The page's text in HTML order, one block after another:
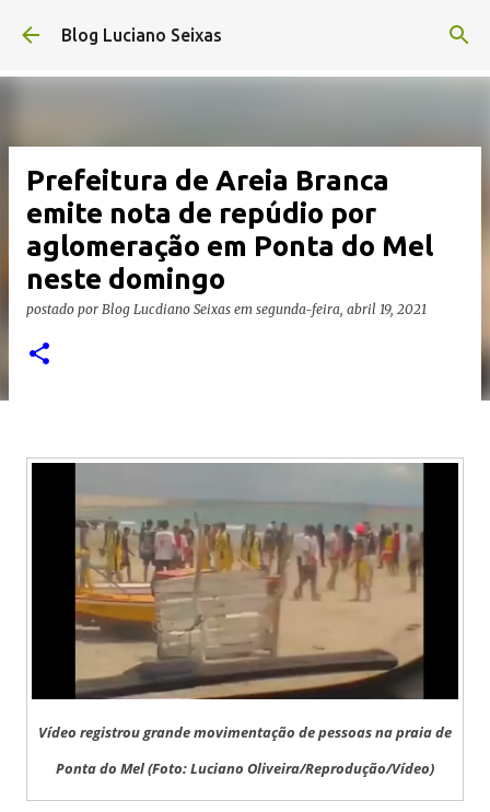
Pular para o conteúdo principal
Blog Luciano Seixas
Prefeitura de Areia Branca
emite nota de repúdio por
aglomeração em Ponta do Mel
neste domingo
postado por Blog Lucdiano Seixas em segunda-feira, abril 19, 2021
Vídeo registrou grande movimentação de pessoas na praia de
Ponta do Mel (Foto: Luciano Oliveira/Reprodução/Vídeo)